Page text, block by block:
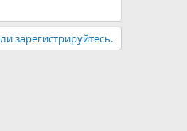
зарегистрируйтесь.